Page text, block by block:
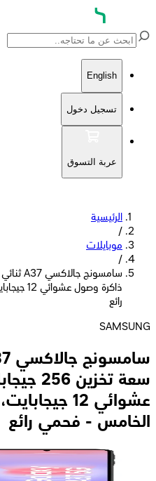
English
تسجيل دخول
عربة التسوق
الرئيسية
/
موبايلات
/
ذاكرة
رائع
SAMSUNG
سعة
عشوائي 12
الخامس - فحمي رائع